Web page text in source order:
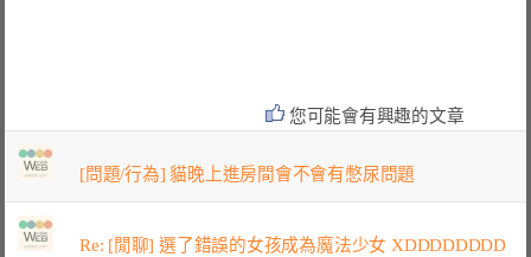
您可能會有興趣的文章
[問題/行為] 貓晚上進房間會不會有憋尿問題
Re: [閒聊] 選了錯誤的女孩成為魔法少女 XDDDDDDDD